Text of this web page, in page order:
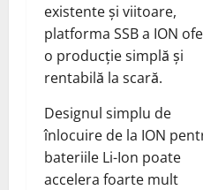
existente și viitoare,
platforma SSB a ION
o producție simplă și
rentabilă la scară.
Designul simplu de
înlocuire de la ION
bateriile Li-Ion poate
accelera foarte mult